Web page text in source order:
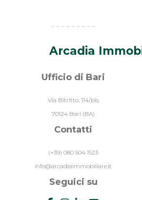
Arcadia
Ufficio di Bari
Via Bitritto, 114/bis
70124 Bari (BA)
Contatti
(+39) 080 504 1523
info@arcadiaimmobiliare.it
Seguici su